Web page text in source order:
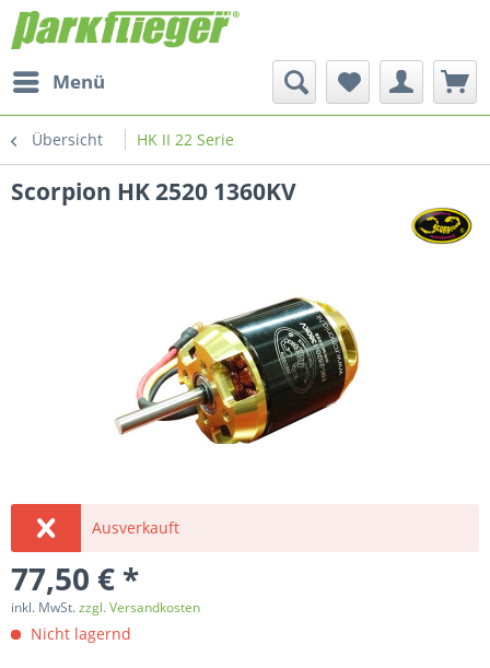
Menü
Übersicht HK II 22 Serie
Scorpion HK 2520 1360KV
Ausverkauft
77,50 € *
inkl. MwSt.zzgl. Versandkosten
Nicht lagernd